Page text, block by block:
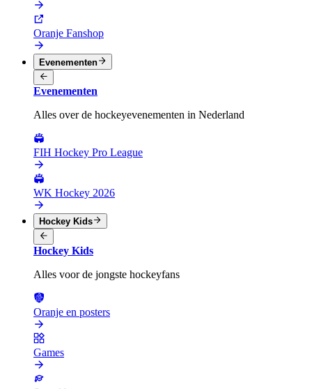
Oranje Fanshop
Evenementen
Evenementen
Alles over de hockeyevenementen in Nederland
FIH Hockey Pro League
WK Hockey 2026
Hockey Kids
Hockey Kids
Alles voor de jongste hockeyfans
Oranje en posters
Games